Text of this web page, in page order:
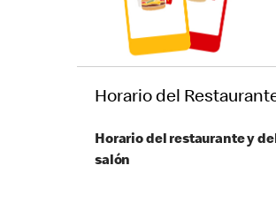
Horario del
Horario del restaurante y
salón